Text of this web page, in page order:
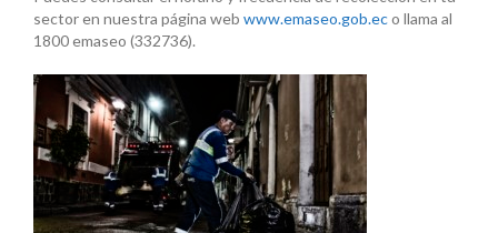
sector en nuestra página web www.emaseo.gob.eco llama al
1800 emaseo (332736).